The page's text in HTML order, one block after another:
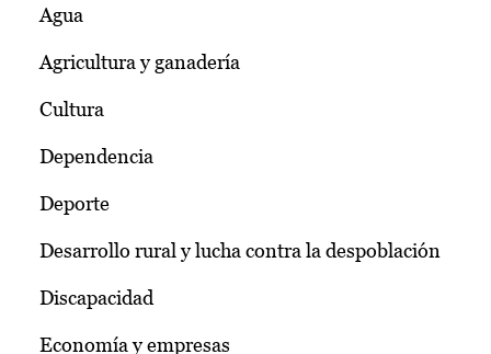
Agua
Agricultura y ganadería
Cultura
Dependencia
Deporte
Desarrollo rural y lucha contra la despoblación
Discapacidad
Economía y empresas